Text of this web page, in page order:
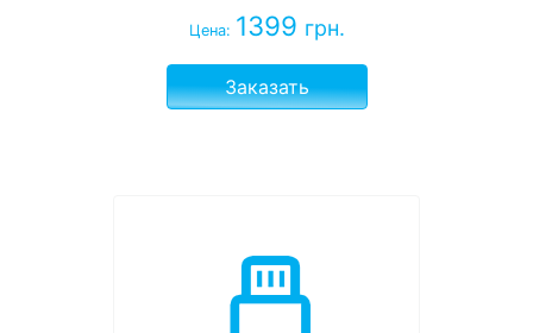
Цена: 1399 грн.
Заказать